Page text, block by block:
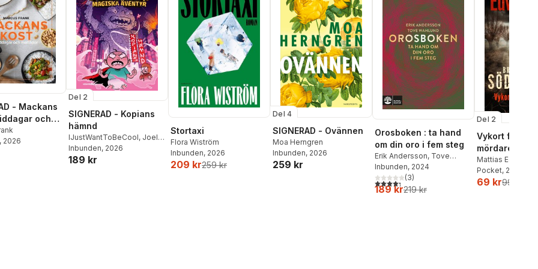
- Mackans
och
, 2026
Del 2
SIGNERAD - Kopians
hämnd
IJustWantToBeCool, Joel
Adolphson,Emil Ejdemo
Beer ,Victor Beer
Inbunden, 2026
189 kr
Stortaxi
Flora Wiström
Inbunden, 2026
209 kr259 kr
Del 4
SIGNERAD - Ovännen
Moa Herngren
Inbunden, 2026
259 kr
Orosboken : ta hand
om din oro i fem steg
Erik Andersson, Tove
Wahlund
Inbunden, 2024
4,3utav 5 stjärnor. Totalt antal röster:
(3)
189 kr219 kr
Del 2
Vykort från en
mördare
Mattias
Pocket, 2026
69 kr99 kr